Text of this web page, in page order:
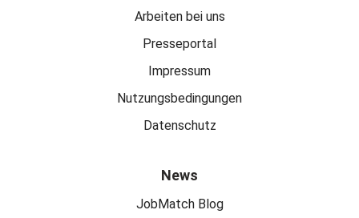
Arbeiten bei uns
Presseportal
Impressum
Nutzungsbedingungen
Datenschutz
News
JobMatch Blog